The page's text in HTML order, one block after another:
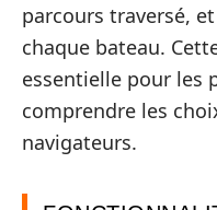
parcours traversé,
chaque bateau.
essentielle pour les
comprendre les
navigateurs.